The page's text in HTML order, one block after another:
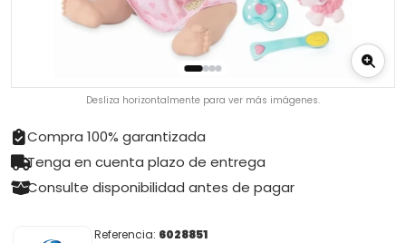
Desliza horizontalmente para ver más imágenes.
Compra 100% garantizada
Tenga en cuenta plazo de entrega
Consulte disponibilidad antes de pagar
Referencia: 6028851